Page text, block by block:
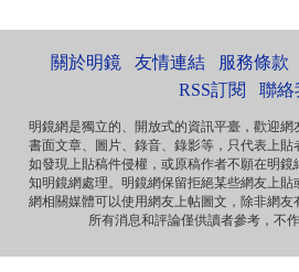
非华夏民族！坚决反对英香港纳
Marlymhihi
面向大海，春暖花开 ...
Anonymous
《海葬 · 爱的归宿》 冰一样激烈
深沉的爱 天一样高广的爱 一个丈
Anonymous
關於明鏡 友情連結 服務條款
RSS訂閱
聯絡
明鏡網是獨立的、開放式的資訊平臺，歡迎
書面文章、圖片、錄音、錄影等，只代表上貼
如發現上貼稿件侵權，或原稿作者不願在明
知明鏡網處理。明鏡網保留拒絕某些網友上
網相關媒體可以使用網友上帖圖文，除非網
所有消息和評論僅供讀者參考，不